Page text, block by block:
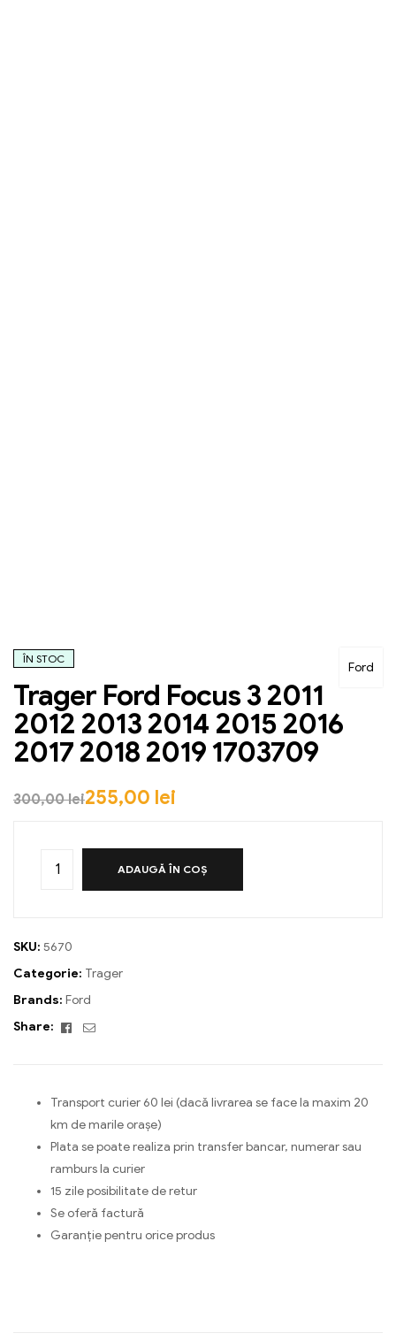
Ford
ÎN STOC
Trager Ford Focus 3 2011
2012 2013 2014 2015 2016
2017 2018 2019 1703709
300,00lei255,00 lei
ADAUGĂ ÎN COȘ
SKU: 5670
Categorie: Trager
Brands: Ford
Share:
Facebook
Email
Transport curier 60 lei (dacă livrarea se face la maxim 20
km de marile orașe)
Plata se poate realiza prin transfer bancar, numerar sau
ramburs la curier
15 zile posibilitate de retur
Se oferă factură
Garanție pentru orice produs